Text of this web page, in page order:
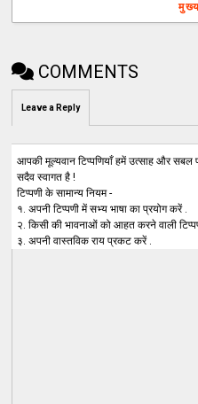
COMMENTS
Leave a Reply
आपकी मूल्यवान टिप्पणियाँ हमें उत्साह और सबल
सदैव स्वागत है !
टिप्पणी के सामान्य नियम -
१. अपनी टिप्पणी में सभ्य भाषा का प्रयोग करें .
२. किसी की भावनाओं को आहत करने वाली
३. अपनी वास्तविक राय प्रकट करें .